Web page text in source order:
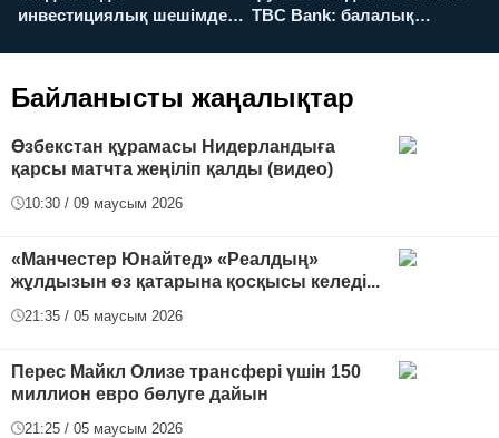
инвестициялық шешімдер
TBC Bank: балалық
Байланысты жаңалықтар
Өзбекстан құрамасы Нидерландыға
қарсы матчта жеңіліп қалды (видео)
10:30 / 09 маусым 2026
«Манчестер Юнайтед» «Реалдың»
жұлдызын өз қатарына қосқысы келеді...
21:35 / 05 маусым 2026
Перес Майкл Олизе трансфері үшін 150
миллион евро бөлуге дайын
21:25 / 05 маусым 2026